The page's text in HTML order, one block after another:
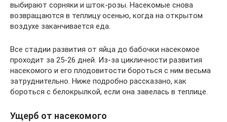
выбирают сорняки и шток-розы. Насекомые снова
возвращаются в теплицу осенью, когда на открытом
воздухе заканчивается еда.
Все стадии развития от яйца до бабочки насекомое
проходит за 25-26 дней. Из-за цикличности развития
насекомого и его плодовитости бороться с ним весьма
затруднительно. Ниже подробно рассказано, как
бороться с белокрылкой, если она завелась в теплице.
Ущерб от насекомого